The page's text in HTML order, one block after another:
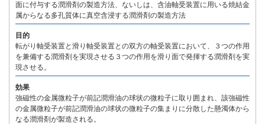
面に付与する潤滑剤の製造方法、ないしは、含油軸受装置に用いる焼結金
属からなる多孔質体に真空含浸する潤滑剤の製造方法
目的
転がり軸受装置と滑り軸受装置との双方の軸受装置において、３つの作用
を兼備する潤滑剤を実現させる３つの作用を滑り面で発揮する潤滑剤を実
現させる。
効果
強磁性の金属微粒子が前記潤滑油の球状の微粒子に取り囲まれ、該強磁性
の金属微粒子が前記潤滑油の球状の微粒子の集まりに分散した懸濁体から
なる潤滑剤が製造される。